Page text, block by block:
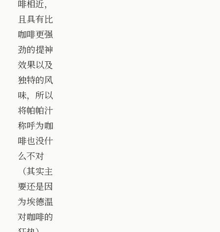
啡相近，
且具有比
咖啡更强
劲的提神
效果以及
独特的风
味，所以
将帕帕汁
称呼为咖
啡也没什
么不对
（其实主
要还是因
为埃德温
对咖啡的